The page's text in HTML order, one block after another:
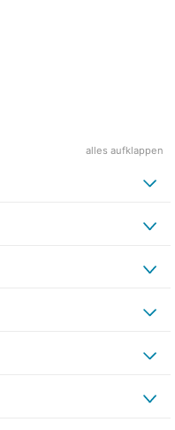
alles aufklappen